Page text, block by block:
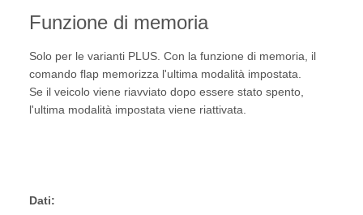
Funzione di memoria
Solo per le varianti PLUS. Con la funzione di memoria, il
comando flap memorizza l'ultima modalità impostata.
Se il veicolo viene riavviato dopo essere stato spento,
l'ultima modalità impostata viene riattivata.
Dati: